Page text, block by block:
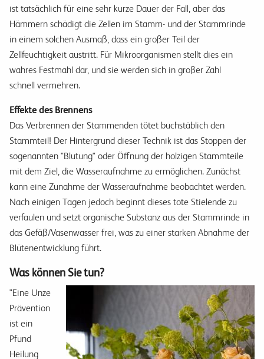
ist tatsächlich für eine sehr kurze Dauer der Fall, aber das
Hämmern schädigt die Zellen im Stamm- und der Stammrinde
in einem solchen Ausmaß, dass ein großer Teil der
Zellfeuchtigkeit austritt. Für Mikroorganismen stellt dies ein
wahres Festmahl dar, und sie werden sich in großer Zahl
schnell vermehren.
Effekte des Brennens
Das Verbrennen der Stammenden tötet buchstäblich den
Stammteil! Der Hintergrund dieser Technik ist das Stoppen der
sogenannten "Blutung" oder Öffnung der holzigen Stammteile
mit dem Ziel, die Wasseraufnahme zu ermöglichen. Zunächst
kann eine Zunahme der Wasseraufnahme beobachtet werden.
Nach einigen Tagen jedoch beginnt dieses tote Stielende zu
verfaulen und setzt organische Substanz aus der Stammrinde in
das Gefäß/Vasenwasser frei, was zu einer starken Abnahme der
Blütenentwicklung führt.
Was können Sie tun?
"Eine Unze
Prävention
ist ein
Pfund
Heilung